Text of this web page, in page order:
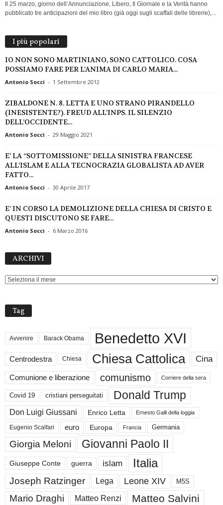
Il 25 marzo, giorno dell’Annunciazione, Libero, Il Giornale e la Verità hanno
pubblicato tre anticipazioni del mio libro (già oggi sugli scaffali delle librerie),...
I più popolari
IO NON SONO MARTINIANO, SONO CATTOLICO. COSA
POSSIAMO FARE PER L’ANIMA DI CARLO MARIA...
Antonio Socci - 1 Settembre 2012
ZIBALDONE N. 8. LETTA E UNO STRANO PIRANDELLO
(INESISTENTE?). FREUD ALL’INPS. IL SILENZIO
DELL’OCCIDENTE...
Antonio Socci - 29 Maggio 2021
E’ LA “SOTTOMISSIONE” DELLA SINISTRA FRANCESE
ALL’ISLAM E ALLA TECNOCRAZIA GLOBALISTA AD AVER
FATTO...
Antonio Socci - 30 Aprile 2017
E’ IN CORSO LA DEMOLIZIONE DELLA CHIESA DI CRISTO E
QUESTI DISCUTONO SE FARE...
Antonio Socci - 6 Marzo 2016
ARCHIVI
Tag
Avvenire Barack Obama Benedetto XVI
Centrodestra Chiesa Chiesa Cattolica Cina
Comunione e liberazione comunismo Corriere della sera
Covid 19 cristiani perseguitati Donald Trump
Don Luigi Giussani Enrico Letta Ernesto Galli della loggia
Eugenio Scalfari euro Europa Francia Germania
Giorgia Meloni Giovanni Paolo II
Giuseppe Conte guerra islam Italia
Joseph Ratzinger Lega Leone XIV M5S
Mario Draghi Matteo Renzi Matteo Salvini